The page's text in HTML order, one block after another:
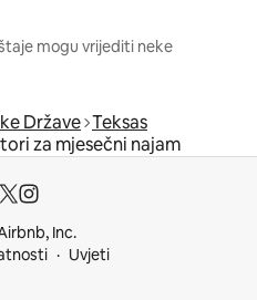
mogu vrijediti neke
Države Teksas
za mjesečni najam
Inc.
Uvjeti